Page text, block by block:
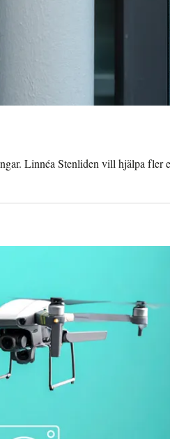
Linnéa Stenliden vill hjälpa fler